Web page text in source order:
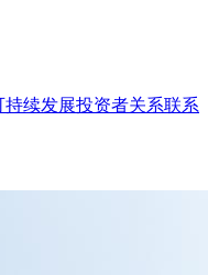
持续发展投资者关系联系